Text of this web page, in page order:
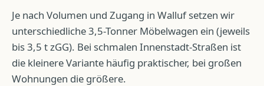
Je nach Volumen und Zugang in Wallufsetzen wir
unterschiedliche 3,5-Tonner Möbelwagen ein (jeweils
bis 3,5 t zGG). Bei schmalen Innenstadt-Straßen ist
die kleinere Variante häufig praktischer, bei großen
Wohnungen die größere.